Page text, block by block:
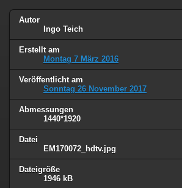
Autor
Ingo Teich
Erstellt am
Montag 7 März 2016
Veröffentlicht am
Sonntag 26 November 2017
Abmessungen
1440*1920
Datei
EM170072_hdtv.jpg
Dateigröße
1946 kB